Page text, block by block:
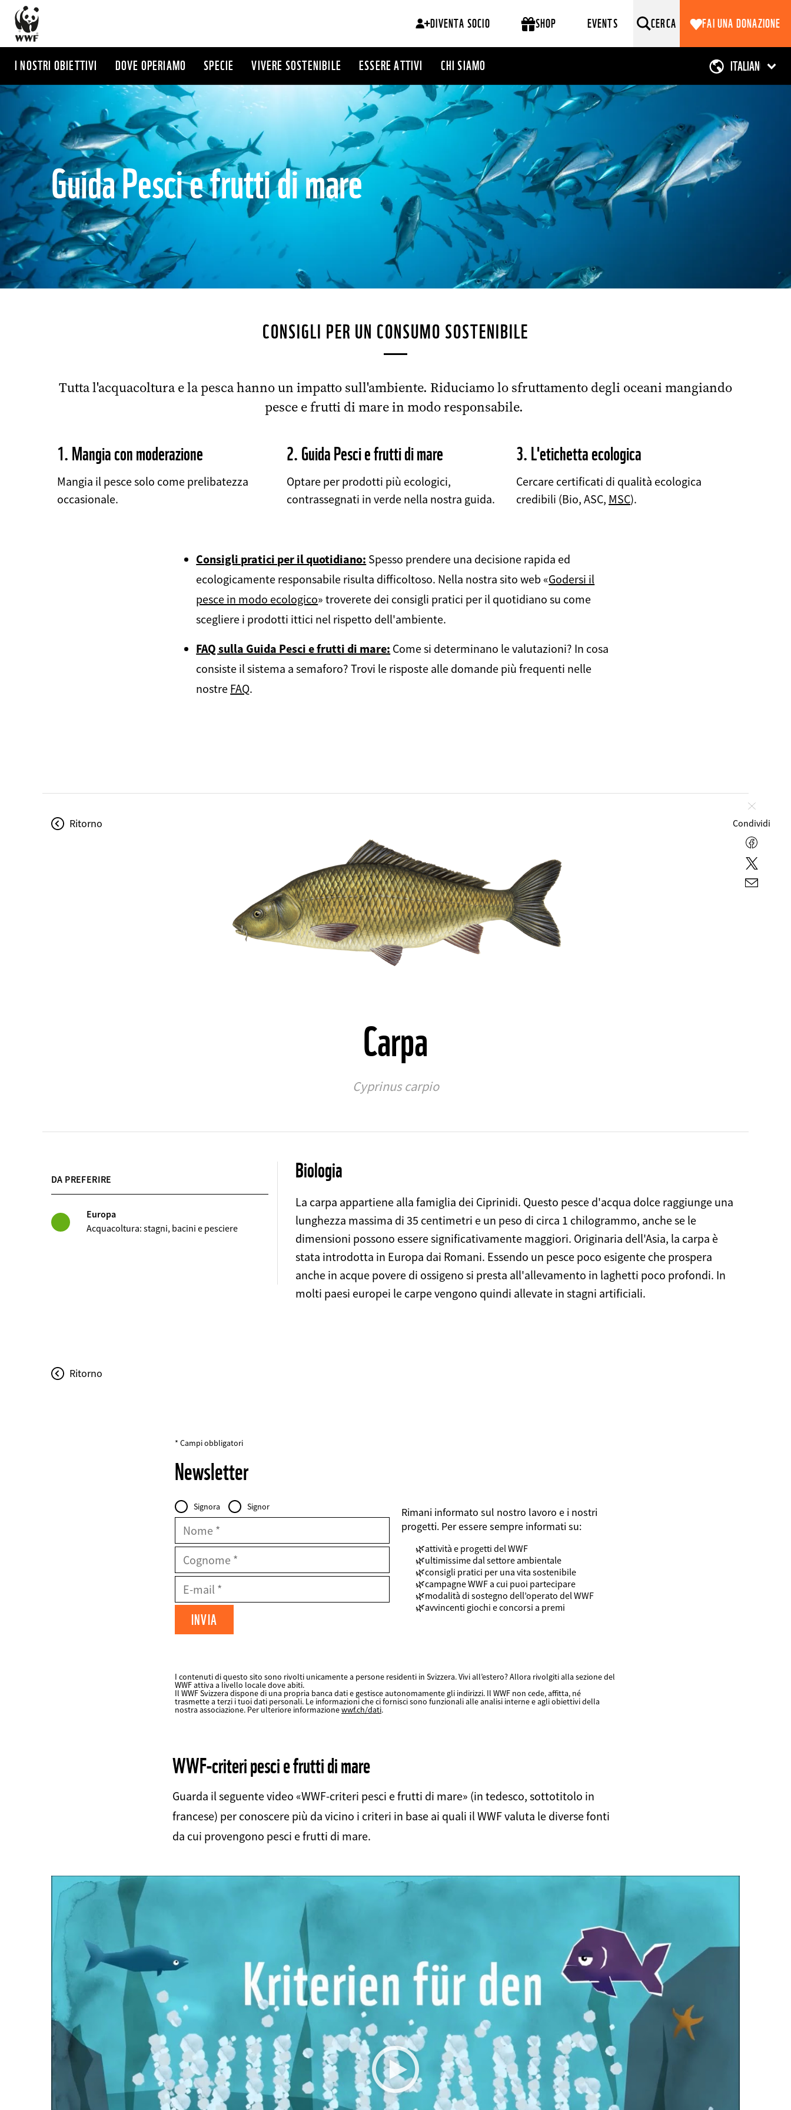
Salta
contenuto
principale
DIVENTA SOCIO SHOP EVENTS CERCA FAI UNA DONAZIONE
I NOSTRI OBIETTIVI DOVE OPERIAMO SPECIE VIVERE SOSTENIBILE ESSERE ATTIVI CHI SIAMO
Guida Pesci e frutti di mare
CONSIGLI PER UN CONSUMO SOSTENIBILE
Tutta l'acquacoltura e la pesca hanno un impatto sull'ambiente. Riduciamo lo sfruttamento degli oceani mangiando
pesce e frutti di mare in modo responsabile.
1. Mangia con moderazione
Mangia il pesce solo come prelibatezza
occasionale.
2. Guida Pesci e frutti di mare
Optare per prodotti più ecologici,
contrassegnati in verde nella nostra guida.
3. L'etichetta ecologica
Cercare certificati di qualità ecologica
credibili (Bio, ASC, MSC).
Consigli pratici per il quotidiano: Spesso prendere una decisione rapida ed
ecologicamente responsabile risulta difficoltoso. Nella nostra sito web «Godersi il
pesce in modo ecologico» troverete dei consigli pratici per il quotidiano su come
scegliere i prodotti ittici nel rispetto dell'ambiente.
FAQ sulla Guida Pesci e frutti di mare: Come si determinano le valutazioni? In cosa
consiste il sistema a semaforo? Trovi le risposte alle domande più frequenti nelle
nostre FAQ.
Ritorno
Carpa
Cyprinus carpio
DA PREFERIRE
Europa
Acquacoltura: stagni, bacini e pesciere
Biologia
La carpa appartiene alla famiglia dei Ciprinidi. Questo pesce d'acqua dolce raggiunge una
lunghezza massima di 35 centimetri e un peso di circa 1 chilogrammo, anche se le
dimensioni possono essere significativamente maggiori. Originaria dell'Asia, la carpa è
stata introdotta in Europa dai Romani. Essendo un pesce poco esigente che prospera
anche in acque povere di ossigeno si presta all'allevamento in laghetti poco profondi. In
molti paesi europei le carpe vengono quindi allevate in stagni artificiali.
Ritorno
* Campi obbligatori
Newsletter
FIELDSET
Personal
Data
Intestazione
Signora Signor
Nome
Cognome
Mail
FIELDSET
Rimani informato sul nostro lavoro e i nostri
progetti. Per essere sempre informati su:
attività e progetti del WWF
ultimissime dal settore ambientale
consigli pratici per una vita sostenibile
campagne WWF a cui puoi partecipare
modalità di sostegno dell’operato del WWF
avvincenti giochi e concorsi a premi
FIELDSET
fieldset
I contenuti di questo sito sono rivolti unicamente a persone residenti in Svizzera. Vivi all’estero? Allora rivolgiti alla sezione del
WWF attiva a livello locale dove abiti.
Il WWF Svizzera dispone di una propria banca dati e gestisce autonomamente gli indirizzi. Il WWF non cede, affitta, né
trasmette a terzi i tuoi dati personali. Le informazioni che ci fornisci sono funzionali alle analisi interne e agli obiettivi della
nostra associazione. Per ulteriore informazionewwf.ch/dati.
WWF-criteri pesci e frutti di mare
Guarda il seguente video «WWF-criteri pesci e frutti di mare» (in tedesco, sottotitolo in
francese) per conoscere più da vicino i criteri in base ai quali il WWF valuta le diverse fonti
da cui provengono pesci e frutti di mare.
Chiudi
Condividi
Twitter
E-